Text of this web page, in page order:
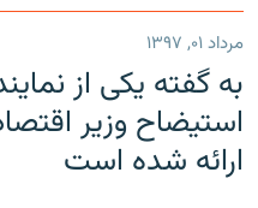
مرداد ۰۱, ۱۳۹۷
به گفته یکی از
استیضاح وزیر
ارائه شده است